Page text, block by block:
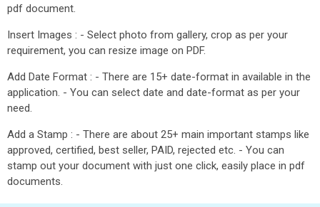
pdf document.
Insert Images : - Select photo from gallery, crop as per your
requirement, you can resize image on PDF.
Add Date Format : - There are 15+ date-format in available in the
application. - You can select date and date-format as per your
need.
Add a Stamp : - There are about 25+ main important stamps like
approved, certified, best seller, PAID, rejected etc. - You can
stamp out your document with just one click, easily place in pdf
documents.